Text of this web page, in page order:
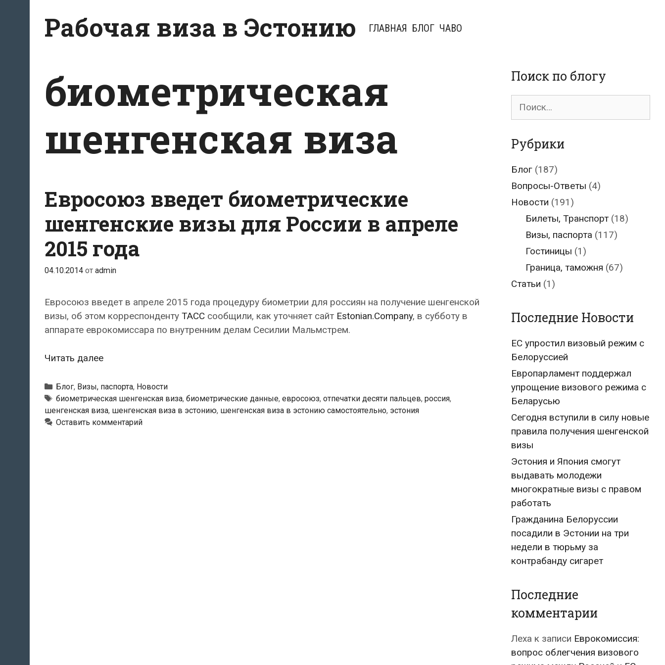
содержимому
Рабочая виза в Эстонию ГЛАВНАЯ БЛОГ ЧАВО
биометрическая
шенгенская виза
Евросоюз введет биометрические
шенгенские визы для России в апреле
2015 года
04.10.2014 от admin
Евросоюз введет в апреле 2015 года процедуру биометрии для россиян на получение шенгенской
визы, об этом корреспонденту ТАСС сообщили, как уточняет сайт Estonian.Company, в субботу в
аппарате еврокомиссара по внутренним делам Сесилии Мальмстрем.
Читать далееЕвросоюз
биометрические
шенгенские
визы
для
Рубрики
Блог, Визы, паспорта, Новости
Метки
биометрическая шенгенская виза, биометрические данные, евросоюз, отпечатки десяти пальцев, россия,
шенгенская виза, шенгенская виза в эстонию, шенгенская виза в эстонию самостоятельно, эстония
Оставить комментарий
Поиск по блогу
Поиск
Рубрики
Блог (187)
Вопросы-Ответы (4)
Новости (191)
Билеты, Транспорт(18)
Визы, паспорта (117)
Гостиницы (1)
Граница, таможня (67)
Статьи (1)
Последние Новости
ЕС упростил визовый режим с
Белоруссией
Европарламент поддержал
упрощение визового режима с
Беларусью
Сегодня вступили в силу новые
правила получения шенгенской
визы
Эстония и Япония смогут
выдавать молодежи
многократные визы с правом
работать
Гражданина Белоруссии
посадили в Эстонии на три
недели в тюрьму за
контрабанду сигарет
Последние
комментарии
Леха к записи Еврокомиссия:
вопрос облегчения визового